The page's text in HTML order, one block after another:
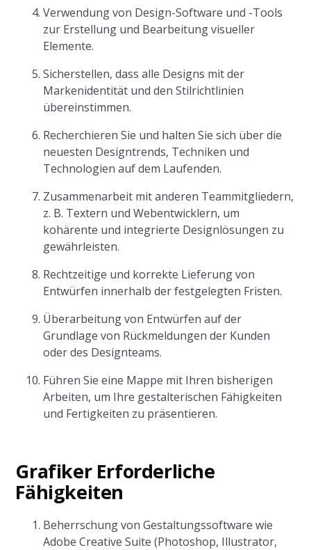
Verwendung von Design-Software und -Tools
zur Erstellung und Bearbeitung visueller
Elemente.
Sicherstellen, dass alle Designs mit der
Markenidentität und den Stilrichtlinien
übereinstimmen.
Recherchieren Sie und halten Sie sich über die
neuesten Designtrends, Techniken und
Technologien auf dem Laufenden.
Zusammenarbeit mit anderen Teammitgliedern,
z. B. Textern und Webentwicklern, um
kohärente und integrierte Designlösungen zu
gewährleisten.
Rechtzeitige und korrekte Lieferung von
Entwürfen innerhalb der festgelegten Fristen.
Überarbeitung von Entwürfen auf der
Grundlage von Rückmeldungen der Kunden
oder des Designteams.
Führen Sie eine Mappe mit Ihren bisherigen
Arbeiten, um Ihre gestalterischen Fähigkeiten
und Fertigkeiten zu präsentieren.
Grafiker Erforderliche
Fähigkeiten
Beherrschung von Gestaltungssoftware wie
Adobe Creative Suite (Photoshop, Illustrator,